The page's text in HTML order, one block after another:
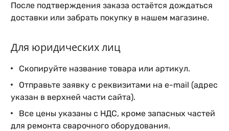
После подтверждения заказа остаётся дождаться
доставки или забрать покупку в нашем магазине.
Для юридических лиц
Скопируйте название товара или артикул.
Отправьте заявку с реквизитами на e-mail (адрес
указан в верхней части сайта).
Все цены указаны с НДС, кроме запасных частей
для ремонта сварочного оборудования.